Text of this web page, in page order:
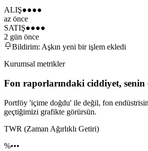
ALIŞ●●●●
az önce
SATIŞ●●●●
2 gün önce
Bildirim: Aşkın yeni bir işlem ekledi
Kurumsal metrikler
Fon raporlarındaki ciddiyet, senin
Portföy 'içime doğdu' ile değil, fon
geçtiğimizi grafikte görürsün.
TWR (Zaman Ağırlıklı Getiri)
%•••